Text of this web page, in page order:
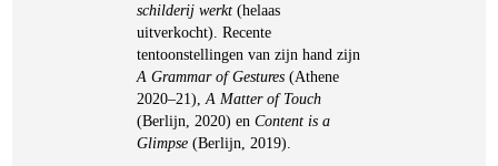
schilderij werkt (helaas
uitverkocht). Recente
tentoonstellingen van zijn hand zijn
A Grammar of Gestures (Athene
2020–21),A Matter of Touch
(Berlijn, 2020) enContent is a
Glimpse (Berlijn, 2019).